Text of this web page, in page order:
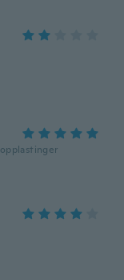
opplastinger